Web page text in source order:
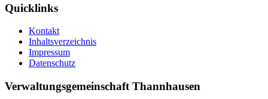
Quicklinks
Kontakt
Inhaltsverzeichnis
Impressum
Datenschutz
Verwaltungsgemeinschaft Thannhausen